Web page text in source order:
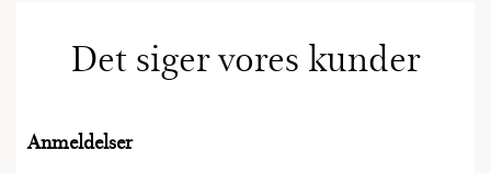
Det siger vores kunder